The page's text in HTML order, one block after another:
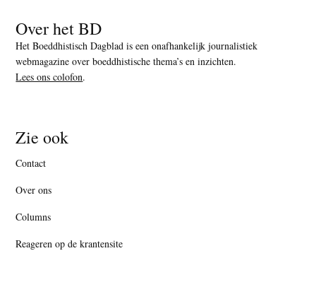
Over het BD
Het Boeddhistisch Dagblad is een onafhankelijk journalistiek
webmagazine over boeddhistische thema’s en inzichten.
Lees ons colofon.
Zie ook
Contact
Over ons
Columns
Reageren op de krantensite